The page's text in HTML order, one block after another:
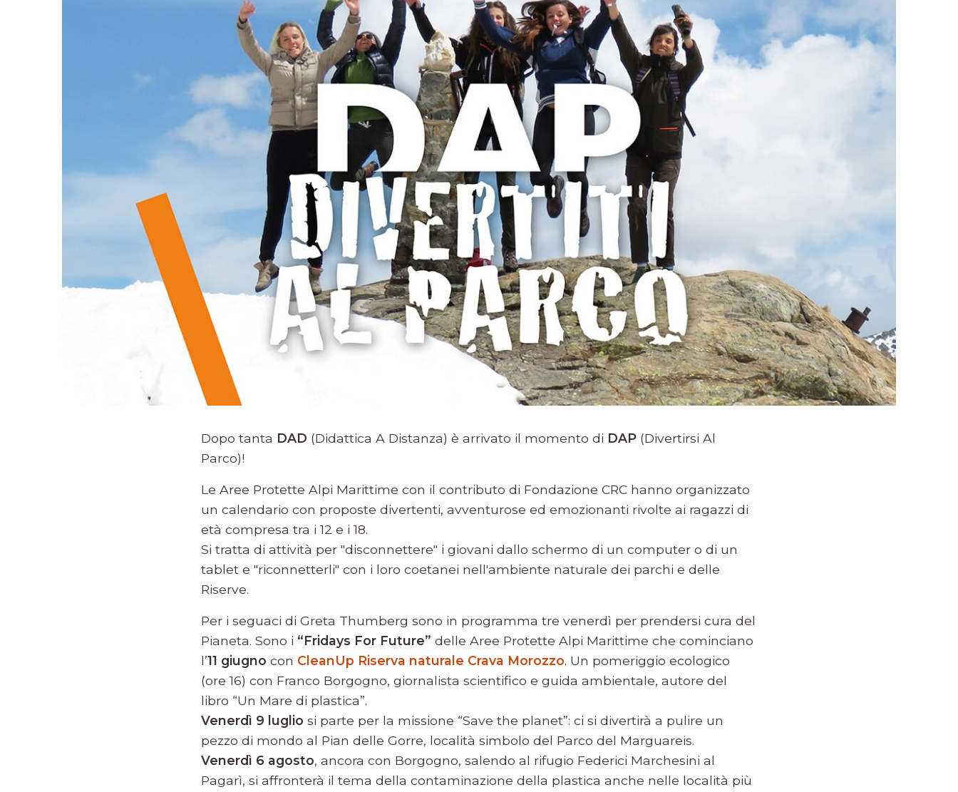
Dopo tanta DAD (Didattica A Distanza) è arrivato il momento di DAP (Divertirsi Al
Parco)!
Le Aree Protette Alpi Marittime con il contributo di Fondazione CRC hanno organizzato
un calendario con proposte divertenti, avventurose ed emozionanti rivolte ai ragazzi di
età compresa tra i 12 e i 18.
Si tratta di attività per "disconnettere" i giovani dallo schermo di un computer o di un
tablet e "riconnetterli" con i loro coetanei nell'ambiente naturale dei parchi e delle
Riserve.
Per i seguaci di Greta Thumberg sono in programma tre venerdì per prendersi cura del
Pianeta. Sono i “Fridays For Future” delle Aree Protette Alpi Marittime che cominciano
l’11 giugno con CleanUp Riserva naturale Crava Morozzo. Un pomeriggio ecologico
(ore 16) con Franco Borgogno, giornalista scientifico e guida ambientale, autore del
libro “Un Mare di plastica”.
Venerdì 9 luglio si parte per la missione “Save the planet”: ci si divertirà a pulire un
pezzo di mondo al Pian delle Gorre, località simbolo del Parco del Marguareis.
Venerdì 6 agosto, ancora con Borgogno, salendo al rifugio Federici Marchesini al
Pagarì, si affronterà il tema della contaminazione della plastica anche nelle località più